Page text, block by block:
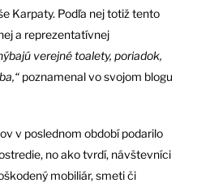
Karpaty. Podľa nej totiž tento
a reprezentatívnej
verejné toalety, poriadok,
poznamenal vo svojom blogu
v poslednom období podarilo
no ako tvrdí, návštevníci
mobiliár, smeti či